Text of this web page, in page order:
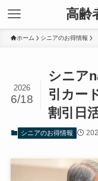
高齢
ホーム シニアのお得情報
シニア
引カー
割引日
2026
6/18
シニアのお得情報